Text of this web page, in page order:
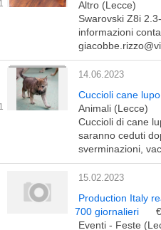
Altro (Lecce)
Swarovski Z8i
informazioni
14.06.2023
Cuccioli cane
Animali (Lecce)
Cuccioli di cane
saranno ceduti
sverminazioni,
15.02.2023
Production Italy
700 giornalieri
Eventi - Feste